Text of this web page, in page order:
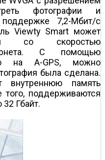
фотографии и
7,2-Мбит/с
Viewty Smart может
со скоростью
С помощью
на A-GPS, можно
была сделана.
внутреннюю память
поддерживаются
Гбайт.